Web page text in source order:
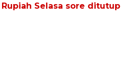
Rupiah Selasa sore ditutup